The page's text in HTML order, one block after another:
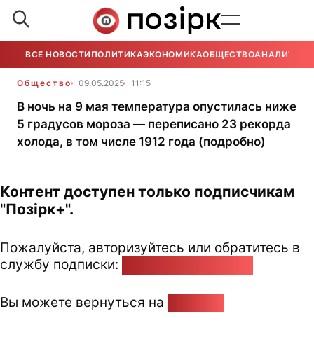
ВСЕ НОВОСТИ ПОЛИТИКАЭКОНОМИКАОБЩЕСТВОАНАЛИТИКА
Общество 09.05.2025 11:15
В ночь на 9 мая температура опустилась ниже
5 градусов мороза — переписано 23 рекорда
холода, в том числе 1912 года (подробно)
Контент доступен только подписчикам
"Позірк+".
Пожалуйста, авторизуйтесь или обратитесь в
службу подписки:
Вы можете вернуться на